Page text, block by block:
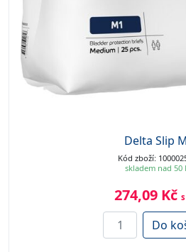
Delta Slip
Kód zboží:
skladem nad 50
274,09 Kč
Do